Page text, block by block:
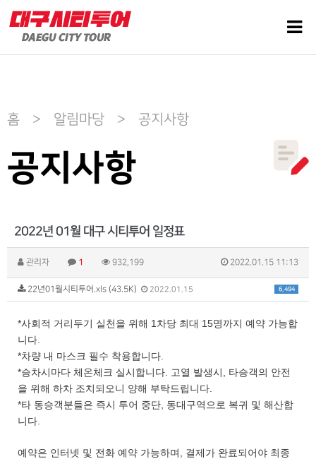
홈 > 알림마당 > 공지사항
공지사항
2022년 01월 대구 시티투어 일정표
관리자 1 932,199 2022.01.15 11:13
6,494
22년01월시티투어.xls (43.5K) 2022.01.15
*사회적 거리두기 실천을 위해 1차당 최대 15명까지 예약 가능합
니다.
*차량 내 마스크 필수 착용합니다.
*승차시마다 체온체크 실시합니다. 고열 발생시, 타승객의 안전
을 위해 하차 조치되오니 양해 부탁드립니다.
*타 동승객분들은 즉시 투어 중단, 동대구역으로 복귀 및 해산합
니다.
예약은 인터넷 및 전화 예약 가능하며, 결제가 완료되어야 최종